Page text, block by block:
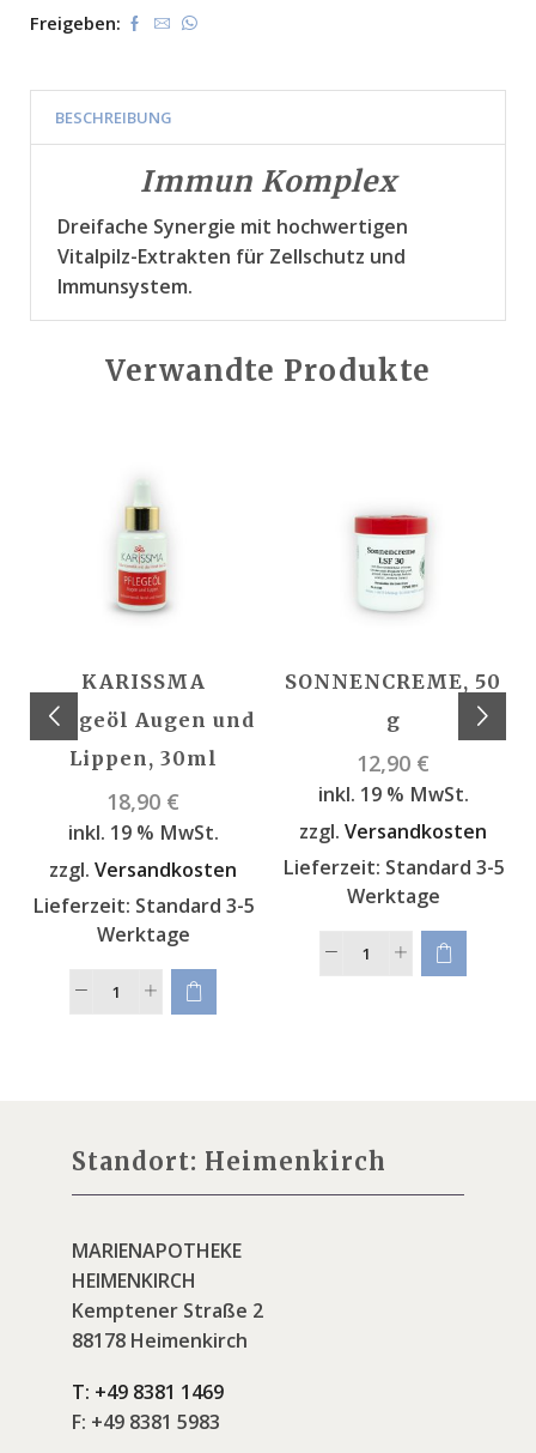
Freigeben:
BESCHREIBUNG
Immun Komplex
Dreifache Synergie mit hochwertigen
Vitalpilz-Extrakten für Zellschutz und
Immunsystem.
Verwandte Produkte
KARISSMA
Pflegeöl Augen und
Lippen, 30ml
18,90 €
inkl. 19 % MwSt.
zzgl. Versandkosten
Lieferzeit: Standard 3-5
Werktage
SONNENCREME, 50
g
12,90 €
inkl. 19 % MwSt.
zzgl. Versandkosten
Lieferzeit: Standard 3-5
Werktage
Standort: Heimenkirch
MARIENAPOTHEKE
HEIMENKIRCH
Kemptener Straße 2
88178 Heimenkirch
T: +49 8381 1469
F: +49 8381 5983